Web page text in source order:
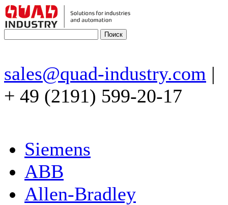
sales@quad-industry.com |
+ 49 (2191) 599-20-17
Siemens
ABB
Allen-Bradley